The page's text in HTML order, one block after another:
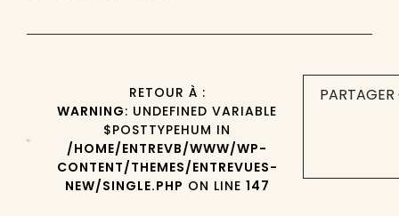
RETOUR À :
WARNING: UNDEFINED VARIABLE
$POSTTYPEHUM IN
/HOME/ENTREVB/WWW/WP-
CONTENT/THEMES/ENTREVUES-
NEW/SINGLE.PHP ON LINE 147